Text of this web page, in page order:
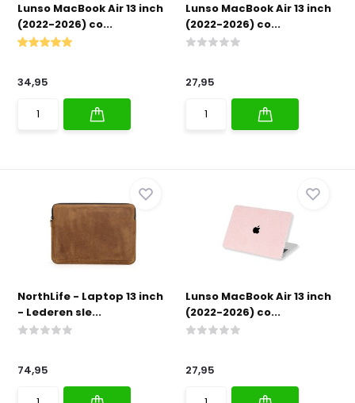
Lunso MacBook Air 13 inch
(2022-2026) co...
34,95
Lunso MacBook Air 13 inch
(2022-2026) co...
27,95
NorthLife - Laptop 13 inch
- Lederen sle...
74,95
Lunso MacBook Air 13 inch
(2022-2026) co...
27,95